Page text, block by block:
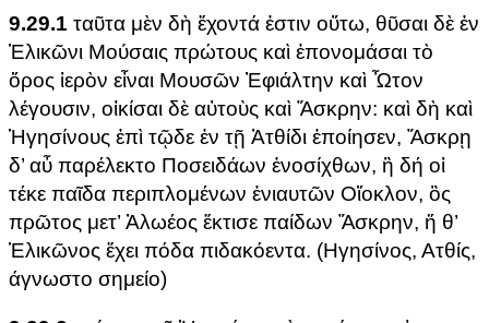
9.29.1 ταῦτα μὲν δὴ ἔχοντά ἐστιν οὕτω, θῦσαι δὲ ἐν
Ἑλικῶνι Μούσαις πρώτους καὶ ἐπονομάσαι τὸ
ὄρος ἱερὸν εἶναι Μουσῶν Ἐφιάλτην καὶ Ὦτον
λέγουσιν, οἰκίσαι δὲ αὐτοὺς καὶ Ἄσκρην: καὶ δὴ καὶ
Ἡγησίνους ἐπὶ τῷδε ἐν τῇ Ἀτθίδι ἐποίησεν, Ἄσκρῃ
δ’ αὖ παρέλεκτο Ποσειδάων ἐνοσίχθων, ἣ δή οἱ
τέκε παῖδα περιπλομένων ἐνιαυτῶν Οἴοκλον, ὃς
πρῶτος μετ’ Ἀλωέος ἔκτισε παίδων Ἄσκρην, ἥ θ’
Ἑλικῶνος ἔχει πόδα πιδακόεντα. (Ηγησίνος, Ατθίς,
άγνωστο σημείο)